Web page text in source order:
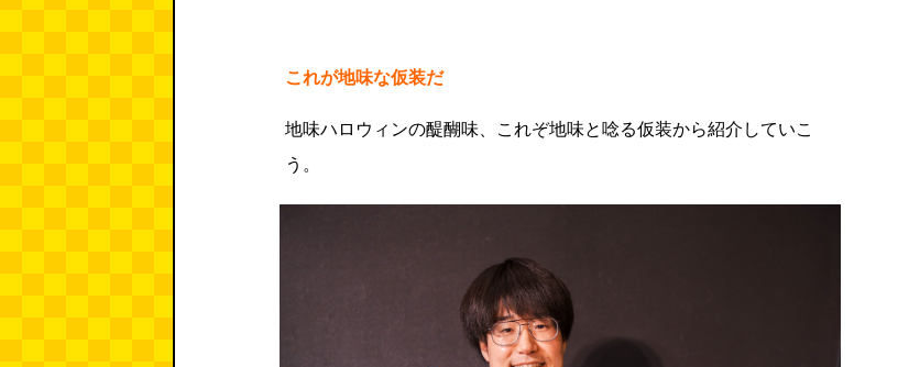
これが地味な仮装だ
地味ハロウィンの醍醐味、これぞ地味と唸る仮装から紹介していこ
う。